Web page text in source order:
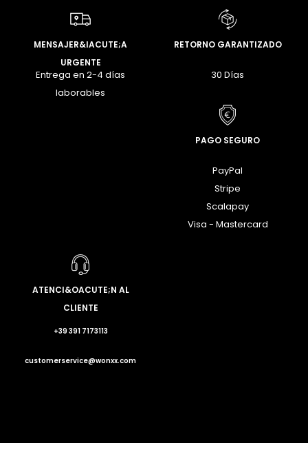
MENSAJER&IACUTE;A
URGENTE
Entrega en 2-4 días
laborables
RETORNO GARANTIZADO
30 Días
PAGO SEGURO
PayPal
Stripe
Scalapay
Visa - Mastercard
ATENCI&OACUTE;N AL
CLIENTE
+39 391 7173113
customerservice@wonxx.com